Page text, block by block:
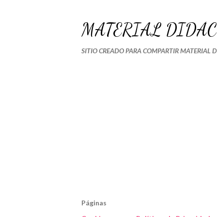
MATERIAL
SITIO CREADO PARA COMPARTIR MATERIAL
Páginas